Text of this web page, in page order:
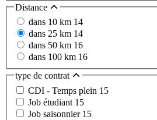
Distance
dans 10 km 14
dans 25 km 14
dans 50 km 16
dans 100 km 16
type de contrat
CDI - Temps plein 15
Job étudiant 15
Job saisonnier 15